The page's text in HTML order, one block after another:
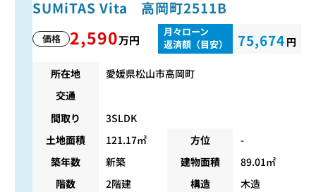
SUMiTAS Vita 高岡町2511B
価格 2,590万円
月々ローン
返済額（目安）
75,674 円
所在地
愛媛県松山市高岡町
交通
間取り
3SLDK
土地面積
121.17㎡ 方位
-
築年数
新築 建物面積
89.01㎡
階数
2階建 構造 木造